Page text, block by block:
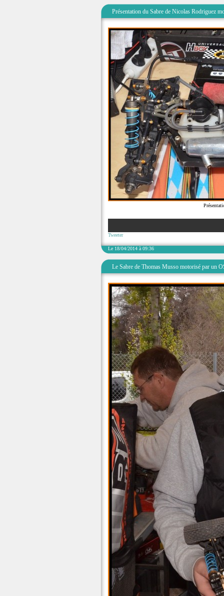
Présentation du Sabre de Nicolas Rodriguez
Tweeter
Le 18/04/2014 à 09:36
Le Sabre de Thomas Musso motorisé par un